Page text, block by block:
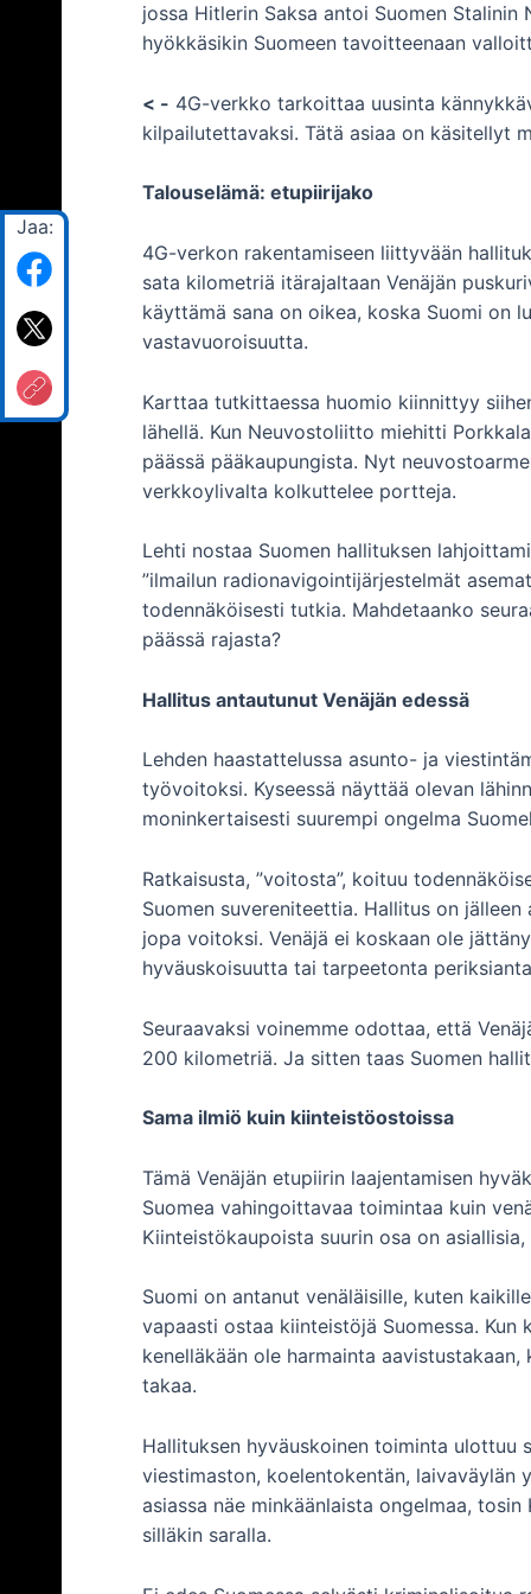
jossa Hitlerin Saksa antoi Suomen
hyökkäsikin Suomeen tavoitteenaan
< - 4G-verkko tarkoittaa uusinta
kilpailutettavaksi. Tätä asiaa on käsitellyt
Talouselämä: etupiirijako
4G-verkon rakentamiseen liittyvään
sata kilometriä itärajaltaan Venäjän
käyttämä sana on oikea, koska Suomi on
vastavuoroisuutta.
Karttaa tutkittaessa huomio kiinnittyy
lähellä. Kun Neuvostoliitto miehitti
päässä pääkaupungista. Nyt
verkkoylivalta kolkuttelee portteja.
Lehti nostaa Suomen hallituksen
”ilmailun radionavigointijärjestelmät
todennäköisesti tutkia. Mahdetaanko
päässä rajasta?
Hallitus antautunut Venäjän edessä
Lehden haastattelussa asunto- ja
työvoitoksi. Kyseessä näyttää olevan
moninkertaisesti suurempi ongelma
Ratkaisusta, ”voitosta”, koituu
Suomen suvereniteettia. Hallitus on
jopa voitoksi. Venäjä ei koskaan ole
hyväuskoisuutta tai tarpeetonta
Seuraavaksi voinemme odottaa, että
200 kilometriä. Ja sitten taas Suomen
Sama ilmiö kuin kiinteistöostoissa
Tämä Venäjän etupiirin laajentamisen
Suomea vahingoittavaa toimintaa kuin
Kiinteistökaupoista suurin osa on
Suomi on antanut venäläisille, kuten
vapaasti ostaa kiinteistöjä Suomessa.
kenelläkään ole harmainta
takaa.
Hallituksen hyväuskoinen toiminta ulottuu
viestimaston, koelentokentän, laivaväylän
asiassa näe minkäänlaista ongelmaa,
silläkin saralla.
Jaa: